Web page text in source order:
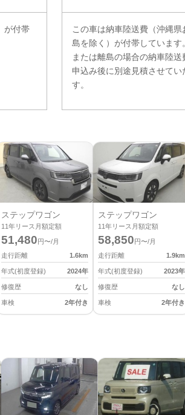
が付帯
この車は納車陸送費（沖縄県
島を除く）が付帯しています
または離島の場合の納車陸送
申込み後に別途見積させてい
す。
ステップワゴン
11年リース月額定額
51,480 円〜/月
走行距離
1.6km
年式(初度登録) 2024年
修復歴 なし
車検 2年付き
ステップワゴン
11年リース月額定額
58,850 円〜/月
走行距離
1.9km
年式(初度登録) 2023年
修復歴 なし
車検 2年付き